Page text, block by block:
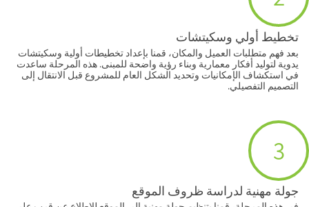
تخطيط أولي وسكيتشات
بعد فهم متطلبات العميل والمكان، قمنا بإعداد تخطيطات أولية وسكيتشات
يدوية لتوليد أفكار معمارية وبناء رؤية واضحة للمبنى. هذه المرحلة ساعدت
في استكشاف الإمكانيات وتحديد الشكل العام للمشروع قبل الانتقال إلى
التصميم التفصيلي.
3
جولة مهنية لدراسة ظروف الموقع